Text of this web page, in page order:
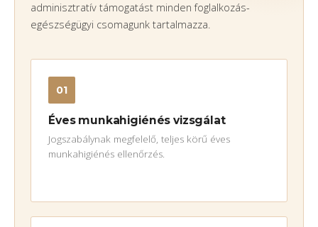
adminisztratív támogatást minden foglalkozás-
egészségügyi csomagunk tartalmazza.
01
Éves munkahigiénés vizsgálat
Jogszabálynak megfelelő, teljes körű éves
munkahigiénés ellenőrzés.